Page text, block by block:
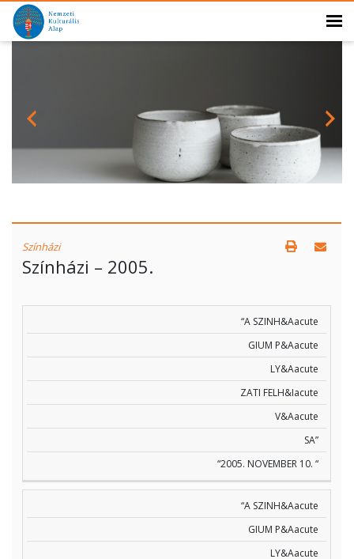
Színházi
Színházi – 2005.
“A SZINH&Aacute
GIUM P&Aacute
LY&Aacute
ZATI FELH&Iacute
V&Aacute
SA”
“2005. NOVEMBER 10. “
“A SZINH&Aacute
GIUM P&Aacute
LY&Aacute